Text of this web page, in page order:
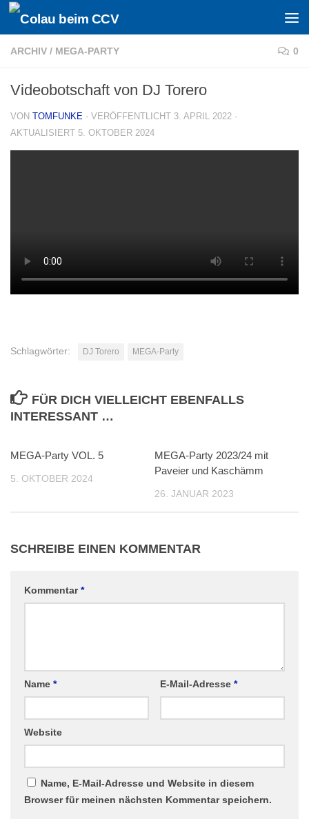
Zum Inhalt springen
ARCHIV / MEGA-PARTY 0
Videobotschaft von DJ Torero
VON TOMFUNKE · VERÖFFENTLICHT 3. APRIL 2022 ·
AKTUALISIERT 5. OKTOBER 2024
Schlagwörter: DJ Torero MEGA-Party
FÜR DICH VIELLEICHT EBENFALLS
INTERESSANT …
MEGA-Party VOL. 5
5. OKTOBER 2024
MEGA-Party 2023/24 mit
Paveier und Kaschämm
26. JANUAR 2023
SCHREIBE EINEN KOMMENTAR
Kommentar*
Name * E-Mail-Adresse *
Website
Name, E-Mail-Adresse und Website in diesem
Browser für meinen nächsten Kommentar speichern.